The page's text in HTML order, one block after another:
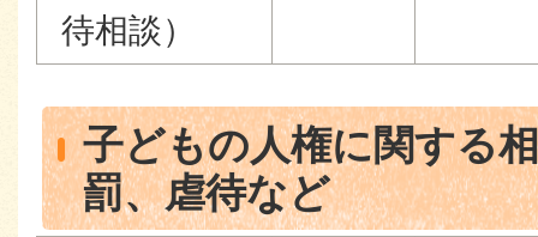
待相談）
子どもの人権に関する
罰、虐待など